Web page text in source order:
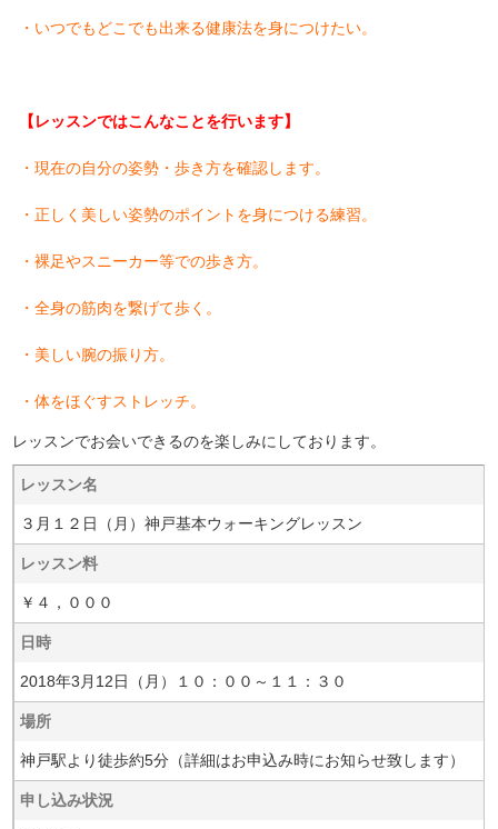
・いつでもどこでも出来る健康法を身につけたい。
【レッスンではこんなことを行います】
・現在の自分の姿勢・歩き方を確認します。
・正しく美しい姿勢のポイントを身につける練習。
・裸足やスニーカー等での歩き方。
・全身の筋肉を繋げて歩く。
・美しい腕の振り方。
・体をほぐすストレッチ。
レッスンでお会いできるのを楽しみにしております。
レッスン名
３月１２日（月）神戸基本ウォーキングレッスン
レッスン料
￥４，０００
日時
2018年3月12日（月）１０：００～１１：３０
場所
神戸駅より徒歩約5分（詳細はお申込み時にお知らせ致します）
申し込み状況